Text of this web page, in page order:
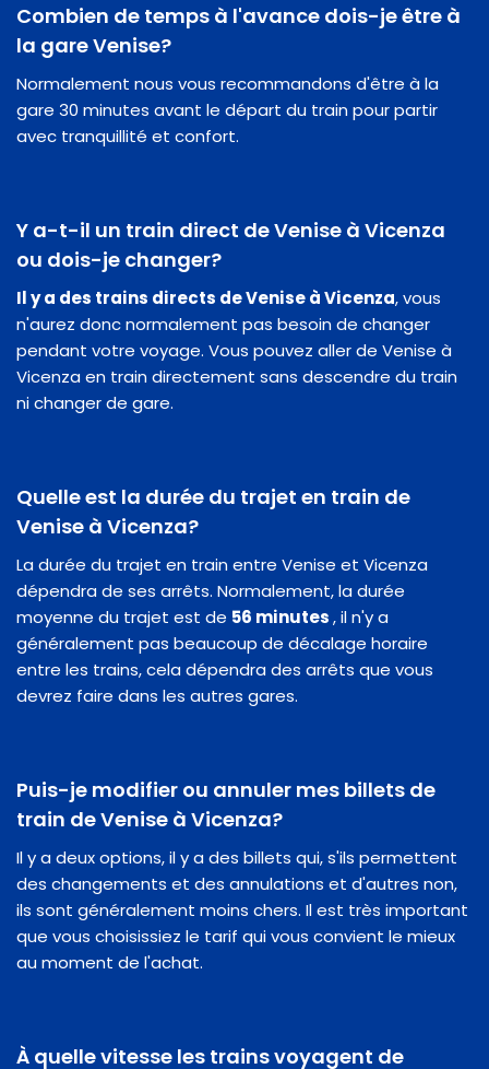
Combien de temps à l'avance dois-je être à
la gare Venise?
Normalement nous vous recommandons d'être à la
gare 30 minutes avant le départ du train pour partir
avec tranquillité et confort.
Y a-t-il un train direct de Venise à Vicenza
ou dois-je changer?
Il y a des trains directs de Venise à Vicenza, vous
n'aurez donc normalement pas besoin de changer
pendant votre voyage. Vous pouvez aller de Venise à
Vicenza en train directement sans descendre du train
ni changer de gare.
Quelle est la durée du trajet en train de
Venise à Vicenza?
La durée du trajet en train entre Venise et Vicenza
dépendra de ses arrêts. Normalement, la durée
moyenne du trajet est de 56 minutes, il n'y a
généralement pas beaucoup de décalage horaire
entre les trains, cela dépendra des arrêts que vous
devrez faire dans les autres gares.
Puis-je modifier ou annuler mes billets de
train de Venise à Vicenza?
Il y a deux options, il y a des billets qui, s'ils permettent
des changements et des annulations et d'autres non,
ils sont généralement moins chers. Il est très important
que vous choisissiez le tarif qui vous convient le mieux
au moment de l'achat.
À quelle vitesse les trains voyagent de